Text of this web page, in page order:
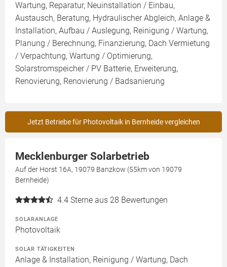
Wartung, Reparatur, Neuinstallation / Einbau,
Austausch, Beratung, Hydraulischer Abgleich, Anlage &
Installation, Aufbau / Auslegung, Reinigung / Wartung,
Planung / Berechnung, Finanzierung, Dach Vermietung
/ Verpachtung, Wartung / Optimierung,
Solarstromspeicher / PV Batterie, Erweiterung,
Renovierung, Renovierung / Badsanierung
Jetzt Betriebe für Photovoltaik in Bernheide vergleichen
Mecklenburger Solarbetrieb
Auf der Horst 16A, 19079 Banzkow (55km von 19079
Bernheide)
4.4 Sterne aus 28 Bewertungen
SOLARANLAGE
Photovoltaik
SOLAR TÄTIGKEITEN
Anlage & Installation, Reinigung / Wartung, Dach